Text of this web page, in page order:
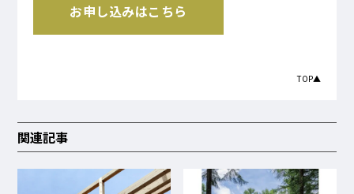
お申し込みはこちら
TOP▲
関連記事